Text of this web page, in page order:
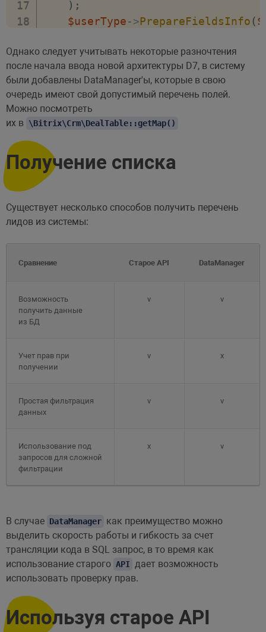
) ;
$userType->PrepareFieldsInfo (
var_dump($fieldsInfo);
}
Однако следует учитывать некоторые разночтения
после начала ввода новой архитектуры D7, в систему
были добавлены DataManager'ы, которые в свою
очередь имеют свой допустимый перечень полей.
Можно посмотреть
их в \Bitrix\Crm\DealTable::getMap()
Получение списка
Существует несколько способов получить перечень
лидов из системы:
Сравнение Старое API DataManager
Возможность
получить данные
из БД
v v
Учет прав при
получении
v x
Простая фильтрация
данных
v v
Использование под
запросов для сложной
фильтрации
x v
В случае DataManager как преимущество можно
выделить скорость работы и гибкость за счет
трансляции кода в SQL запрос, в то время как
использование старого API дает возможность
использовать проверку прав.
Используя старое API